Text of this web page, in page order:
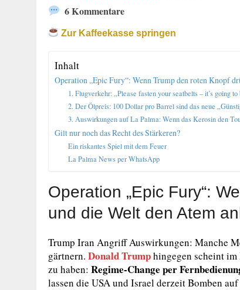
6 Kommentare
Zur Kaffeekasse springen
Inhalt
Operation „Epic Fury“: Wenn Trump den roten Knopf
1. Flugverkehr: „Please fasten your seatbelts – it’s going
2. Der Ölpreis: 100 Dollar pro Barrel sind das neue
3. Auswirkungen auf La Palma: Wenn das Kerosin den
Gilt nur noch das Recht des Stärkeren?
Ein riskantes Spiel mit dem Feuer
La Palma News per WhatsApp
Operation „Epic Fury“:
und die Welt den Atem
Trump Iran Angriff Auswirkungen: Manche
gärtnern. Donald Trumphingegen scheint
zu haben: Regime-Change per
lassen die USA und Israel derzeit Bomben